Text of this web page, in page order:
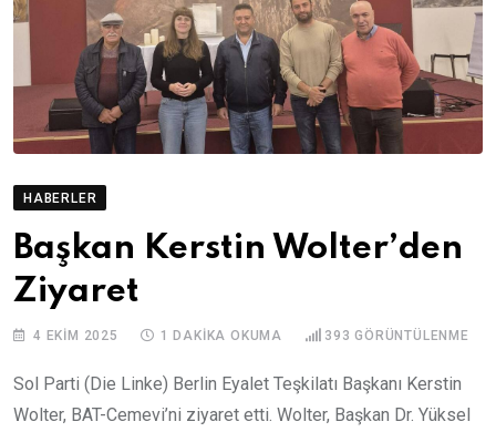
HABERLER
Başkan Kerstin Wolter’den
Ziyaret
4 EKIM 2025 1 DAKIKA OKUMA 393 GÖRÜNTÜLENME
Sol Parti (Die Linke) Berlin Eyalet Teşkilatı Başkanı Kerstin
Wolter, BAT-Cemevi’ni ziyaret etti. Wolter, Başkan Dr. Yüksel